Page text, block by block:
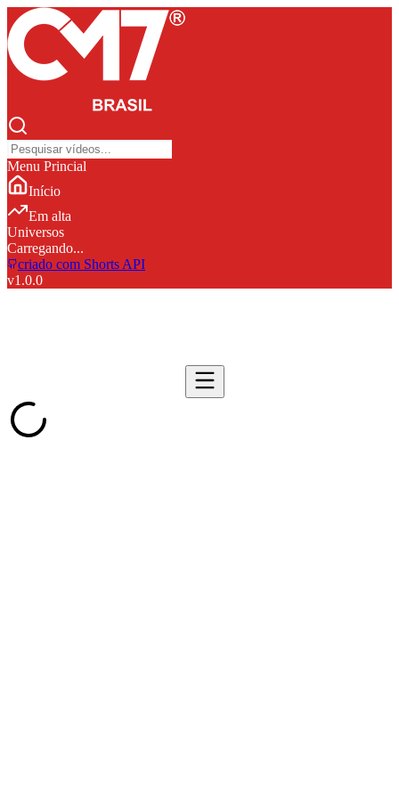
Menu Princial
Início
Em alta
Universos
Carregando...
criado com Shorts API
v1.0.0